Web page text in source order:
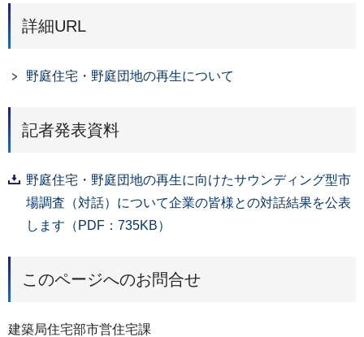
詳細URL
野庭住宅・野庭団地の再生について
記者発表資料
野庭住宅・野庭団地の再生に向けたサウンディング型市
場調査（対話）について企業の皆様との対話結果を公表
します（PDF：735KB）
このページへのお問合せ
建築局住宅部市営住宅課